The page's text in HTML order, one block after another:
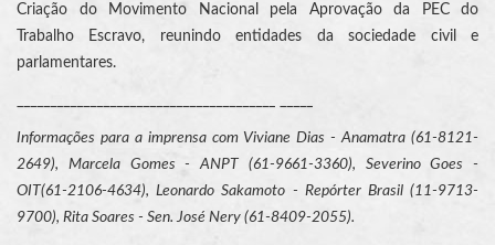
Criação do Movimento Nacional pela Aprovação da PEC do
Trabalho Escravo, reunindo entidades da sociedade civil e
parlamentares.
Informações para a imprensa com Viviane Dias - Anamatra (61-8121-
2649), Marcela Gomes - ANPT (61-9661-3360), Severino Goes -
OIT(61-2106-4634), Leonardo Sakamoto - Repórter Brasil (11-9713-
9700), Rita Soares - Sen. José Nery (61-8409-2055).